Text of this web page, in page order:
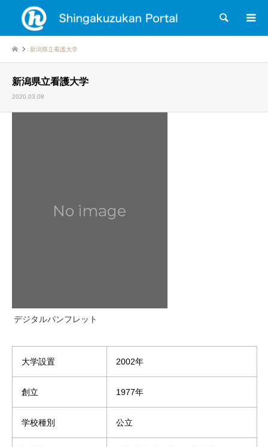
検索
新潟県立看護大学
新潟県立看護大学
2020.03.08
デジタルパンフレット
大学設置 2002年
創立 1977年
学校種別 公立